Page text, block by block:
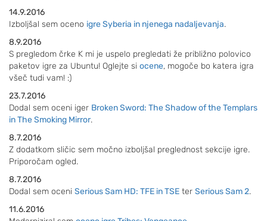
14.9.2016
Izboljšal sem oceno igre Syberia in njenega nadaljevanja.
8.9.2016
S pregledom črke K mi je uspelo pregledati že približno polovico
paketov igre za Ubuntu! Oglejte si ocene, mogoče bo katera igra
všeč tudi vam! :)
23.7.2016
Dodal sem oceni iger Broken Sword: The Shadow of the Templars
in The Smoking Mirror.
8.7.2016
Z dodatkom sličic sem močno izboljšal preglednost sekcije igre.
Priporočam ogled.
8.7.2016
Dodal sem oceni Serious Sam HD: TFE in TSE ter Serious Sam 2.
11.6.2016